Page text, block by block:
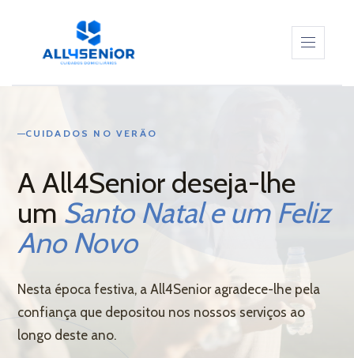
CUIDADORES
CONTACTOS
By
All4Senior
Dezembro 23, 2025 0 Comments
CUIDADOS NO VERÃO
A All4Senior deseja-lhe
um Santo Natal e um Feliz
Ano Novo
Nesta época festiva, a All4Senior agradece-lhe pela
confiança que depositou nos nossos serviços ao
longo deste ano.
–
–